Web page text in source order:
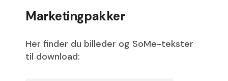
Marketingpakker
Her finder du billeder og SoMe-tekster
til download: